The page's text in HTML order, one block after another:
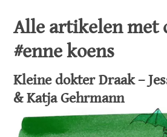
Alle artikelen met
#enne koens
Kleine dokter Draak –
& Katja Gehrmann